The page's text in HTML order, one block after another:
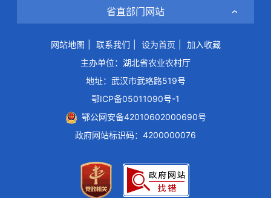
省直部门网站
网站地图 联系我们 设为首页
加入收藏
主办单位：湖北省农业农村厅
地址：武汉市武珞路519号
鄂ICP备05011090号-1
鄂公网安备42010602000690号
政府网站标识码：4200000076